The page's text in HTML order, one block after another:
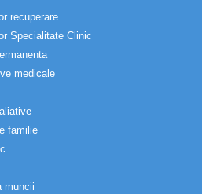
recuperare
Specialitate Clinic
medicale
familie
muncii